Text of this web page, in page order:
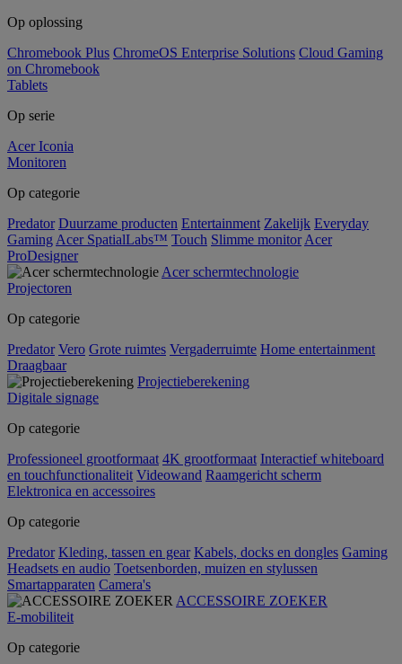
Op oplossing
Chromebook Plus ChromeOS Enterprise Solutions Cloud Gaming
on Chromebook
Tablets
Op serie
Acer Iconia
Monitoren
Op categorie
Predator Duurzame producten Entertainment Zakelijk Everyday
Gaming Acer SpatialLabs™ Touch Slimme monitor Acer
ProDesigner
Acer schermtechnologie
Projectoren
Op categorie
Predator Vero Grote ruimtes Vergaderruimte Home entertainment
Draagbaar
Projectieberekening
Digitale signage
Op categorie
Professioneel grootformaat 4K grootformaat Interactief whiteboard
en touchfunctionaliteit Videowand Raamgericht scherm
Elektronica en accessoires
Op categorie
Predator Kleding, tassen en gear Kabels, docks en dongles Gaming
Headsets en audio Toetsenborden, muizen en stylussen
Smartapparaten Camera's
ACCESSOIRE ZOEKER
E-mobiliteit
Op categorie